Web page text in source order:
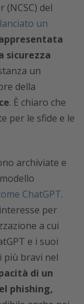
(NCSC) del
un
sicurezza
un
della
. È chiaro che
per le sfide e le
archiviate e
ChatGPT.
per
a cui
e i suoi
più bravi nel
di un
phishing,